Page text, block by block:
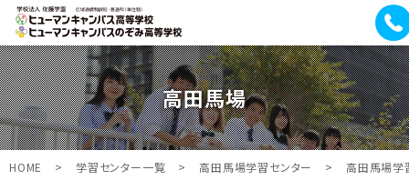
高田馬場
HOME > 学習センター一覧 > 高田馬場学習センター > 高田馬場学